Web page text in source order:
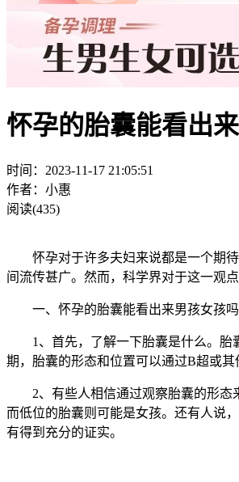
怀孕的胎囊能看出
时间：2023-11-17 21:05:51
作者：小惠
阅读(435)
怀孕对于许多夫妇来说都是一个期待
间流传甚广。然而，科学界对于这一观
一、怀孕的胎囊能看出来男孩女孩吗
1、首先，了解一下胎囊是什么。胎囊
期，胎囊的形态和位置可以通过B超或其
2、有些人相信通过观察胎囊的形态来
而低位的胎囊则可能是女孩。还有人说
有得到充分的证实。